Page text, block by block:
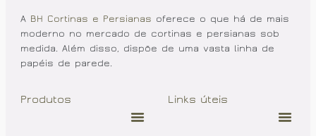
A BH Cortinas e Persianas oferece o que há de mais
moderno no mercado de cortinas e persianas sob
medida. Além disso, dispõe de uma vasta linha de
papéis de parede.
Produtos Links úteis